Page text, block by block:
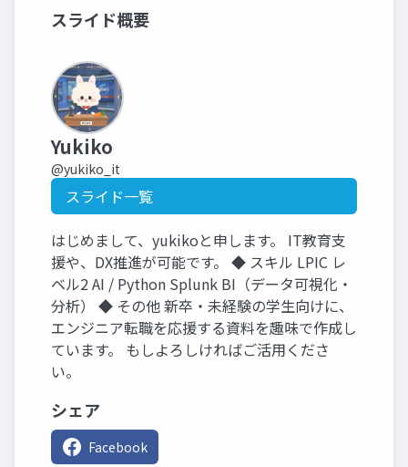
スライド概要
Yukiko
@yukiko_it
スライド一覧
はじめまして、yukikoと申します。 IT教育支
援や、DX推進が可能です。 ◆ スキル LPIC レ
ベル2 AI / Python Splunk BI（データ可視化・
分析） ◆ その他 新卒・未経験の学生向けに、
エンジニア転職を応援する資料を趣味で作成し
ています。 もしよろしければご活用くださ
い。
シェア
Facebook